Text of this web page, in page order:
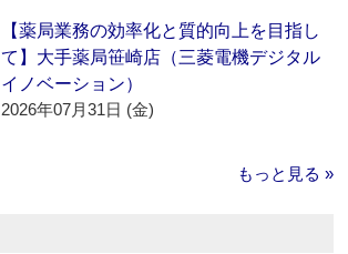
【薬局業務の効率化と質的向上を目指し
て】大手薬局笹崎店（三菱電機デジタル
イノベーション）
2026年07月31日 (金)
もっと見る »